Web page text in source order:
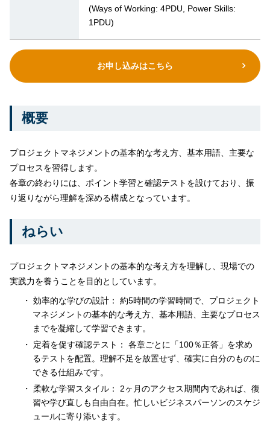
(Ways of Working: 4PDU, Power Skills:
1PDU)
お申し込みはこちら
概要
プロジェクトマネジメントの基本的な考え方、基本用語、主要な
プロセスを習得します。
各章の終わりには、ポイント学習と確認テストを設けており、振
り返りながら理解を深める構成となっています。
ねらい
プロジェクトマネジメントの基本的な考え方を理解し、現場での
実践力を養うことを目的としています。
効率的な学びの設計： 約5時間の学習時間で、プロジェクト
マネジメントの基本的な考え方、基本用語、主要なプロセス
までを凝縮して学習できます。
定着を促す確認テスト： 各章ごとに「100％正答」を求め
るテストを配置。理解不足を放置せず、確実に自分のものに
できる仕組みです。
柔軟な学習スタイル： 2ヶ月のアクセス期間内であれば、復
習や学び直しも自由自在。忙しいビジネスパーソンのスケジ
ュールに寄り添います。